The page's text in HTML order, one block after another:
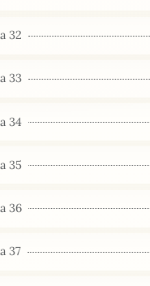
32
33
34
35
36
37